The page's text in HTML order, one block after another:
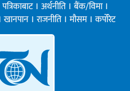
पत्रिकाबाट अर्थनीति बैंक/विमा
खानपान राजनीति मौसम कर्पोरेट